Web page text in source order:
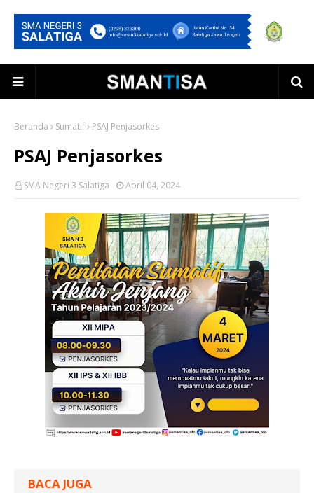
Beranda Sumatif PSAJ Penjasorkes
PSAJ Penjasorkes
SMA Negeri 3 Salatiga April 04, 2024
BACA JUGA